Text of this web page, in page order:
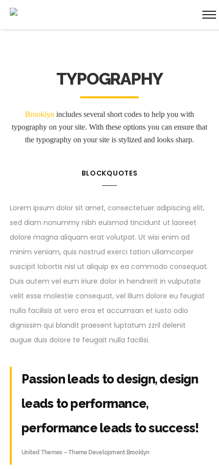
TYPOGRAPHY
Brooklyn includes several short codes to help you with
typography on your site. With these options you can ensure that
the typography on your site is stylized and looks sharp.
BLOCKQUOTES
Lorem ipsum dolor sit amet, consectetuer adipiscing elit,
sed diam nonummy nibh euismod tincidunt ut laoreet
dolore magna aliquam erat volutpat. Ut wisi enim ad
minim veniam, quis nostrud exerci tation ullamcorper
suscipit lobortis nisl ut aliquip ex ea commodo consequat.
Duis autem vel eum iriure dolor in hendrerit in vulputate
velit esse molestie consequat, vel illum dolore eu feugiat
nulla facilisis at vero eros et accumsan et iusto odio
dignissim qui blandit praesent luptatum zzril delenit
augue duis dolore te feugait nulla facilisi.
Passion leads to design, design
leads to performance,
performance leads to success!
United Themes – Theme Development Brooklyn